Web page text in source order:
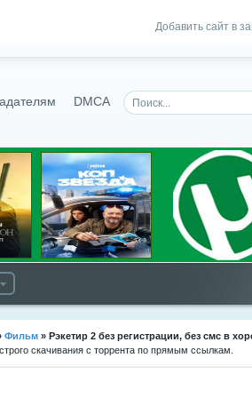
Добавить сайт в
DMCA
Фильм » Рэкетир 2 без регистрации, без смс в
скачивания с торрента по прямым ссылкам.